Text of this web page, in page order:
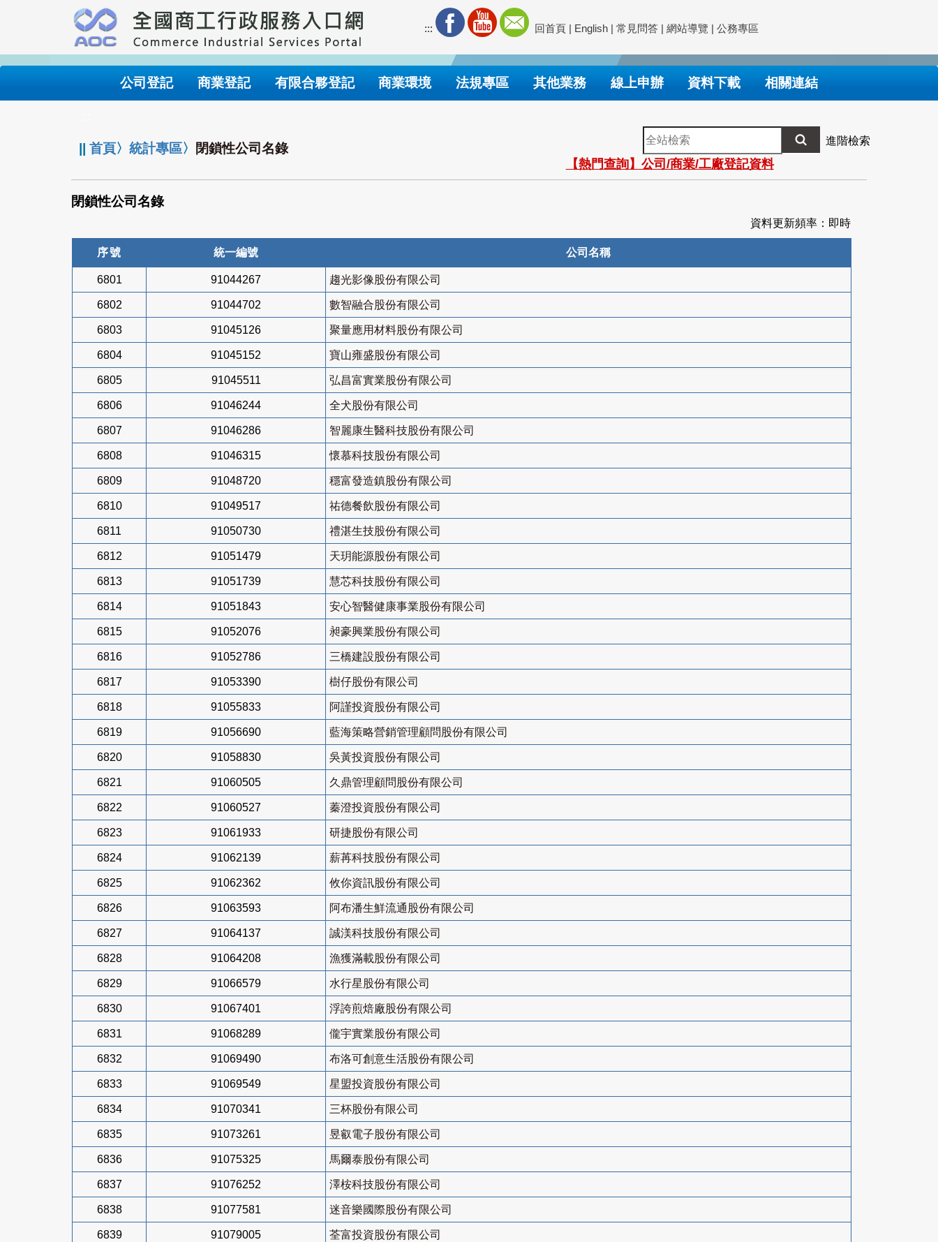
要
內
::: 回首頁 | English | 常見問答 | 網站導覽 | 公務專區
公司登記 商業登記 有限合夥登記 商業環境 法規專區 其他業務 線上申辦 資料下載 相關連結
||首頁〉統計專區〉 閉鎖性公司名錄
全
站
檢
索
進階檢索
【熱門查詢】公司/商業/工廠登記資料
閉鎖性公司名錄
資料更新頻率：即時
序號 統一編號 公司名稱
6801 91044267 趨光影像股份有限公司
6802 91044702 數智融合股份有限公司
6803 91045126 聚量應用材料股份有限公司
6804 91045152 寶山雍盛股份有限公司
6805 91045511 弘昌富實業股份有限公司
6806 91046244 全犬股份有限公司
6807 91046286 智麗康生醫科技股份有限公司
6808 91046315 懷慕科技股份有限公司
6809 91048720 穩富發造鎮股份有限公司
6810 91049517 祐德餐飲股份有限公司
6811 91050730 禮湛生技股份有限公司
6812 91051479 天玥能源股份有限公司
6813 91051739 慧芯科技股份有限公司
6814 91051843 安心智醫健康事業股份有限公司
6815 91052076 昶豪興業股份有限公司
6816 91052786 三橋建設股份有限公司
6817 91053390 樹仔股份有限公司
6818 91055833 阿謹投資股份有限公司
6819 91056690 藍海策略營銷管理顧問股份有限公司
6820 91058830 吳黃投資股份有限公司
6821 91060505 久鼎管理顧問股份有限公司
6822 91060527 蓁澄投資股份有限公司
6823 91061933 研捷股份有限公司
6824 91062139 薪苒科技股份有限公司
6825 91062362 攸你資訊股份有限公司
6826 91063593 阿布潘生鮮流通股份有限公司
6827 91064137 誠渼科技股份有限公司
6828 91064208 漁獲滿載股份有限公司
6829 91066579 水行星股份有限公司
6830 91067401 浮誇煎焙廠股份有限公司
6831 91068289 儱宇實業股份有限公司
6832 91069490 布洛可創意生活股份有限公司
6833 91069549 星盟投資股份有限公司
6834 91070341 三杯股份有限公司
6835 91073261 昱叡電子股份有限公司
6836 91075325 馬爾泰股份有限公司
6837 91076252 澤桉科技股份有限公司
6838 91077581 迷音樂國際股份有限公司
6839 91079005 荃富投資股份有限公司